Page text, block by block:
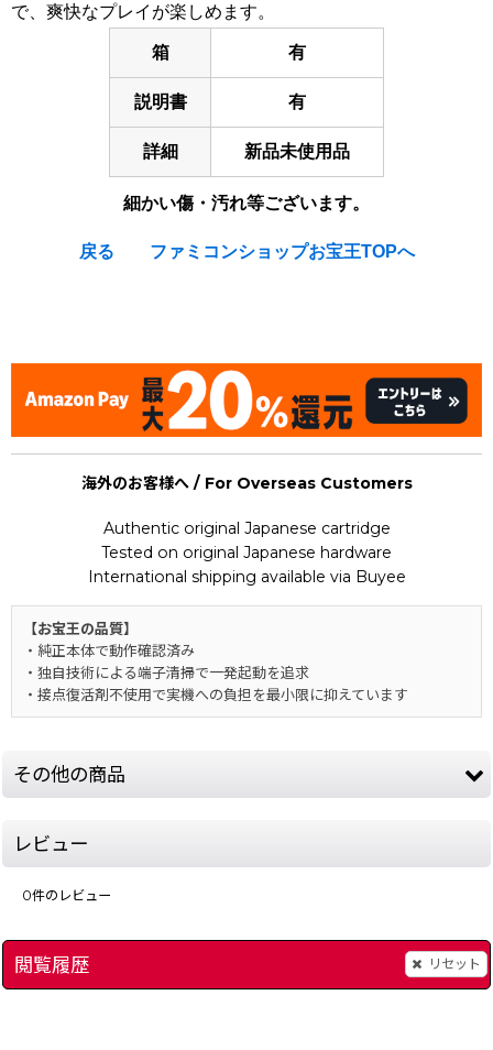
で、爽快なプレイが楽しめます。
箱 有
説明書 有
詳細 新品未使用品
細かい傷・汚れ等ございます。
戻る ファミコンショップお宝王TOPへ
海外のお客様へ / For Overseas Customers
Authentic original Japanese cartridge
Tested on original Japanese hardware
International shipping available via Buyee
【お宝王の品質】
・純正本体で動作確認済み
・独自技術による端子清掃で一発起動を追求
・接点復活剤不使用で実機への負担を最小限に抑えています
その他の商品
レビュー
0件のレビュー
閲覧履歴 リセット